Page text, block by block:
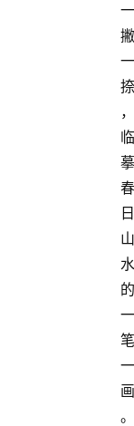
一
撇
一
捺
，
临
摹
春
日
山
水
的
一
笔
一
画
。